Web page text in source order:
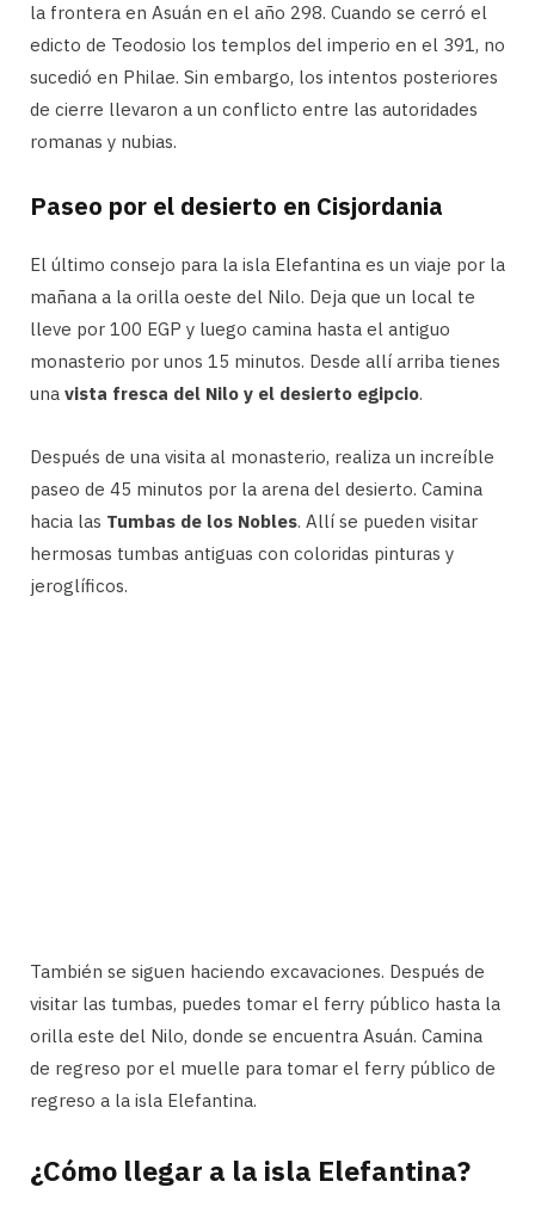
la frontera en Asuán en el año 298. Cuando se cerró el
edicto de Teodosio los templos del imperio en el 391, no
sucedió en Philae. Sin embargo, los intentos posteriores
de cierre llevaron a un conflicto entre las autoridades
romanas y nubias.
Paseo por el desierto en Cisjordania
El último consejo para la isla Elefantina es un viaje por la
mañana a la orilla oeste del Nilo. Deja que un local te
lleve por 100 EGP y luego camina hasta el antiguo
monasterio por unos 15 minutos. Desde allí arriba tienes
una vista fresca del Nilo y el desierto egipcio.
Después de una visita al monasterio, realiza un increíble
paseo de 45 minutos por la arena del desierto. Camina
hacia las Tumbas de los Nobles. Allí se pueden visitar
hermosas tumbas antiguas con coloridas pinturas y
jeroglíficos.
También se siguen haciendo excavaciones. Después de
visitar las tumbas, puedes tomar el ferry público hasta la
orilla este del Nilo, donde se encuentra Asuán. Camina
de regreso por el muelle para tomar el ferry público de
regreso a la isla Elefantina.
¿Cómo llegar a la isla Elefantina?